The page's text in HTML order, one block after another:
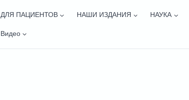
ДЛЯ ПАЦИЕНТОВ НАШИ ИЗДАНИЯ НАУКА
Видео